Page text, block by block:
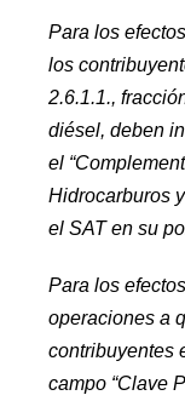
Para los
los
2.6.1.1.,
diésel, deben
el
Hidrocarburos
el SAT en su
Para los
operaciones a
contribuyentes
campo “Clave